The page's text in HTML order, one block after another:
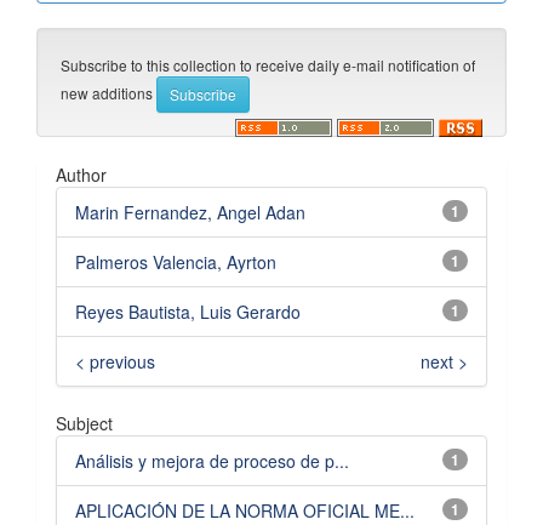
Subscribe to this collection to receive daily e-mail notification of
new additions
Author
1
Marin Fernandez, Angel Adan
1
Palmeros Valencia, Ayrton
1
Reyes Bautista, Luis Gerardo
< previous next >
Subject
1
Análisis y mejora de proceso de p...
1
APLICACIÓN DE LA NORMA OFICIAL ME...